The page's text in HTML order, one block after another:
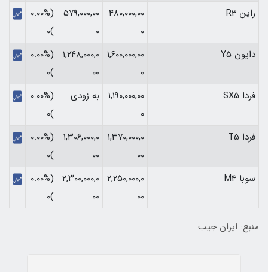
راین R3
۴۸۰,۰۰۰,۰۰
۰
۵۷۹,۰۰۰,۰۰
۰
(۰.۰۰%
)۰
دایون Y5
۱,۶۰۰,۰۰۰,۰۰
۰
۱,۲۴۸,۰۰۰,۰
۰۰
(۰.۰۰%
)۰
فردا SX5
۱,۱۹۰,۰۰۰,۰۰
۰
به زودی
(۰.۰۰%
)۰
فردا T5
۱,۳۷۰,۰۰۰,۰
۰۰
۱,۳۰۶,۰۰۰,۰
۰۰
(۰.۰۰%
)۰
سوبا M4
۲,۲۵۰,۰۰۰,۰
۰۰
۲,۳۰۰,۰۰۰,۰
۰۰
(۰.۰۰%
)۰
منبع: ایران جیب